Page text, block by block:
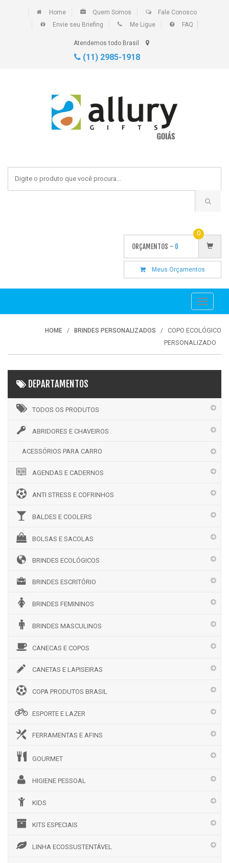
Home Quem Somos
Fale Conosco
Envie seu Briefing
Me Ligue FAQ
Atendemos todo Brasil
(11) 2985-1918
ORÇAMENTOS - 0
0
Meus Orçamentos
Toggle
HOME BRINDES PERSONALIZADOS
COPO ECOLÓGICO
PERSONALIZADO
DEPARTAMENTOS
TODOS OS PRODUTOS
ABRIDORES E CHAVEIROS
ACESSÓRIOS PARA CARRO
AGENDAS E CADERNOS
ANTI STRESS E COFRINHOS
BALDES E COOLERS
BOLSAS E SACOLAS
BRINDES ECOLÓGICOS
BRINDES ESCRITÓRIO
BRINDES FEMININOS
BRINDES MASCULINOS
CANECAS E COPOS
CANETAS E LAPISEIRAS
COPA PRODUTOS BRASIL
ESPORTE E LAZER
FERRAMENTAS E AFINS
GOURMET
HIGIENE PESSOAL
KIDS
KITS ESPECIAIS
LINHA ECOSSUSTENTÁVEL